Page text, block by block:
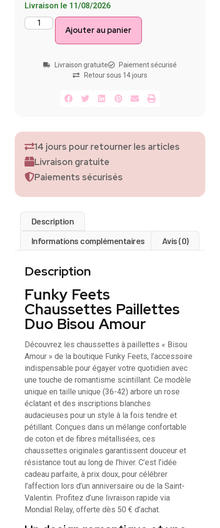
Livraison le 11/08/2026
Ajouter au panier
Livraison gratuite
Paiement sécurisé
Retour sous 14 jours
14 jours pour retourner les articles
Livraison gratuite
Paiements sécurisés
Description
Informations complémentaires
Avis (0)
Description
Funky Feets
Chaussettes Paillettes
Duo Bisou Amour
Découvrez les chaussettes à paillettes « Bisou
Amour » de la boutique Funky Feets, l’accessoire
indispensable pour égayer votre quotidien avec
une touche de romantisme scintillant. Ce modèle
unique en taille unique (36-42) arbore un rose
éclatant et des inscriptions blanches
audacieuses pour un style à la fois tendre et
pétillant. Conçues dans un mélange confortable
de coton et de fibres métallisées, ces
chaussettes originales garantissent douceur et
résistance tout au long de l’hiver. C’est l’idée
cadeau parfaite, à prix doux, pour célébrer
l’affection lors d’un anniversaire ou de la Saint-
Valentin. Profitez d’une livraison rapide via
Mondial Relay, offerte dès 50 € d’achat.